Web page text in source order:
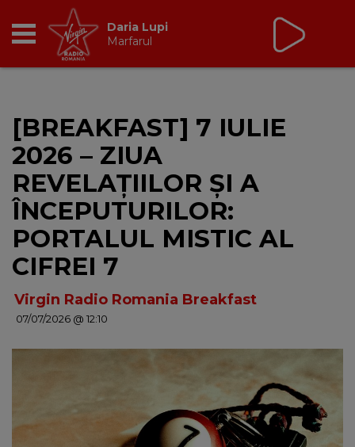
BREAKFAST
TIC TALK
CÂȘTIGĂ
HOT 30
DANCEFLOOR CHART
CONTUL MEU
Non Stop Virgin
cu Virgin Radio Romania
24/24
[BREAKFAST] 7 IULIE
2026 – ZIUA
REVELAȚIILOR ȘI A
ÎNCEPUTURILOR:
PORTALUL MISTIC AL
CIFREI 7
Virgin Radio Romania Breakfast
07/07/2026 @ 12:10